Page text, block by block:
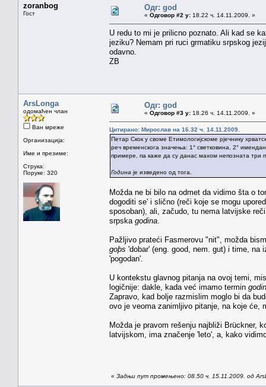
zoranbog
Гост
Одг: god
« Одговор #2 у: 18.22 ч. 14.11.2009. »
U redu to mi je prilicno poznato. Ali kad se
jeziku? Nemam pri ruci grmatiku srpskog
odavno.
ZB
ArsLonga
одомаћен члан
Ван мреже
Организација:
Име и презиме:
Струка:
Поруке: 320
Одг: god
« Одговор #3 у: 18.26 ч. 14.11.2009. »
Цитирано: Мирослав на 16.32 ч. 14.11.2009.
Петар Скок у своме Етимологијскоме рјечнику
реч временскога значења: 1° светковина, 2°
примере, па каже да су данас махом непозната три
Година је изведено од тога.
Možda ne bi bilo na odmet da vidimo šta o
dogoditi se' i slično (reči koje se mogu
sposoban), ali, začudo, tu nema latvijske
srpska godina
Pažljivo prateći Fasmerovu "nit", možda
goþs 'dobar' (eng. good, nem. gut) i time,
'pogodan'.
U kontekstu glavnog pitanja na ovoj temi,
logičnije: dakle, kada već imamo termin
Zapravo, kad bolje razmislim moglo bi da
ovo je veoma zanimljivo pitanje, na koje će,
Možda je pravom rešenju najbliži Brückner,
latvijskom, ima značenje 'leto', a, kako
« Задњи пут промењено: 08.50 ч. 15.11.2009. од